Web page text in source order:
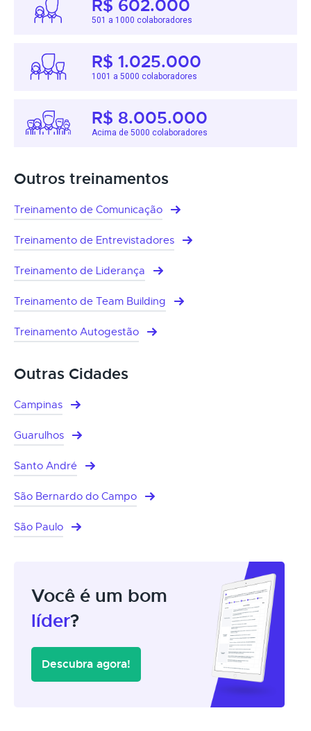
R$ 602.000
501 a 1000 colaboradores
R$ 1.025.000
1001 a 5000 colaboradores
R$ 8.005.000
Acima de 5000 colaboradores
Outros treinamentos
Treinamento de Comunicação
Treinamento de Entrevistadores
Treinamento de Liderança
Treinamento de Team Building
Treinamento Autogestão
Outras Cidades
Campinas
Guarulhos
Santo André
São Bernardo do Campo
São Paulo
Você é um bom
líder?
Descubra agora!